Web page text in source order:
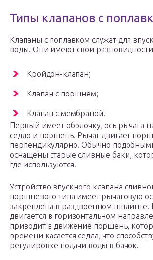
Типы клапанов с
Клапаны с поплавком служат для
воды. Они имеют свои
Кройдон-клапан;
Клапан с поршнем;
Клапан с мембраной.
Первый имеет оболочку, ось рычага
седло и поршень. Рычаг двигает
перпендикулярно. Обычно
оснащены старые сливные баки,
где используются.
Устройство впускного клапана
поршневого типа имеет рычаговую
закреплена в раздвоенном шплинте.
двигается в горизонтальном
приводит в движение поршень,
времени касается седла, что
регулировке подачи воды в бачок.